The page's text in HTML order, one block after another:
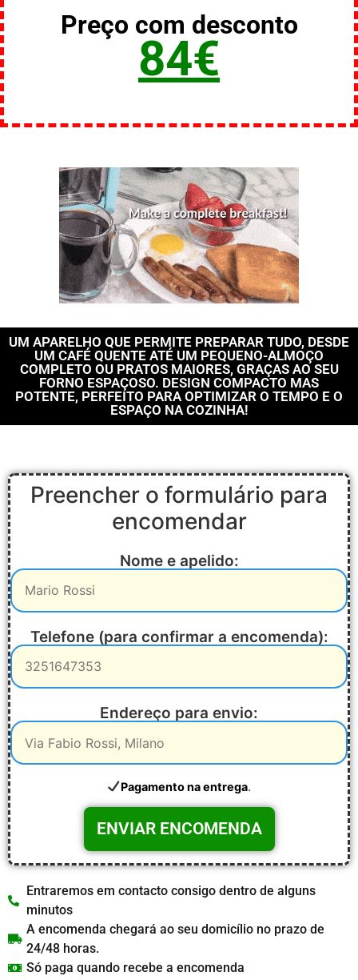
Preço com desconto
84€
UM APARELHO QUE PERMITE PREPARAR TUDO, DESDE
UM CAFÉ QUENTE ATÉ UM PEQUENO-ALMOÇO
COMPLETO OU PRATOS MAIORES, GRAÇAS AO SEU
FORNO ESPAÇOSO. DESIGN COMPACTO MAS
POTENTE, PERFEITO PARA OPTIMIZAR O TEMPO E O
ESPAÇO NA COZINHA!
Preencher o formulário para
encomendar
Nome e apelido:
Telefone (para confirmar a encomenda):
Endereço para envio:
Pagamento na entrega.
Entraremos em contacto consigo dentro de alguns
minutos
A encomenda chegará ao seu domicílio no prazo de
24/48 horas.
Só paga quando recebe a encomenda